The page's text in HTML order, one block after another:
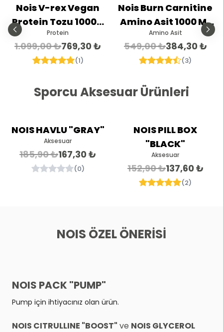
%30
İndirim
Nois V-rex Vegan
Protein Tozu 1000G
33 Servis
Protein
1.099,00 ₺769,30 ₺
(1)
%30
İndirim
Nois Burn Carnitine
Amino Asit 1000 ML
30 Servis
Amino Asit
549,00 ₺384,30 ₺
(3)
Sporcu Aksesuar Ürünleri
%10
İndirim
NOIS HAVLU "GRAY"
Aksesuar
185,90 ₺167,30 ₺
(0)
%10
İndirim
NOIS PILL BOX
"BLACK"
Aksesuar
152,90 ₺137,60 ₺
(2)
NOIS ÖZEL ÖNERİSİ
NOIS PACK "PUMP"
Pump için ihtiyacınız olan ürün.
NOIS CITRULLINE "BOOST" ve NOIS GLYCEROL